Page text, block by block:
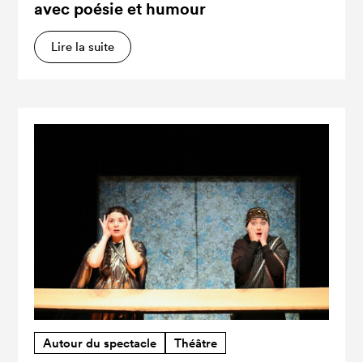
avec poésie et humour
Lire la suite
Autour du spectacle Théâtre